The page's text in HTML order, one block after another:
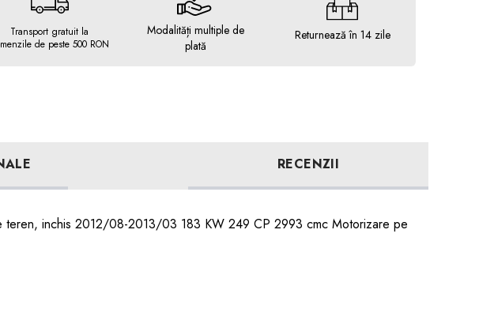
Transport gratuit la
de peste 500 RON
Modalități multiple de
plată
Returnează în 14 zile
RECENZII
teren, inchis 2012/08-2013/03 183 KW 249 CP 2993 cmc Motorizare pe